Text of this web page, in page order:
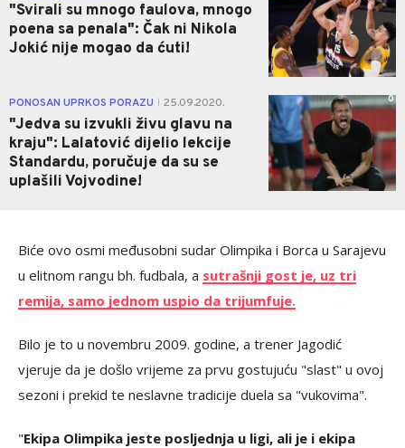
"Svirali su mnogo faulova, mnogo
poena sa penala": Čak ni Nikola
Jokić nije mogao da ćuti!
PONOSAN UPRKOS PORAZU 25.09.2020.
"Jedva su izvukli živu glavu na
kraju": Lalatović dijelio lekcije
Standardu, poručuje da su se
uplašili Vojvodine!
0
Biće ovo osmi međusobni sudar Olimpika i Borca u Sarajevu
u elitnom rangu bh. fudbala, a sutrašnji gost je, uz tri
remija, samo jednom uspio da trijumfuje.
Bilo je to u novembru 2009. godine, a trener Jagodić
vjeruje da je došlo vrijeme za prvu gostujuću "slast" u ovoj
sezoni i prekid te neslavne tradicije duela sa "vukovima".
"Ekipa Olimpika jeste posljednja u ligi, ali je i ekipa